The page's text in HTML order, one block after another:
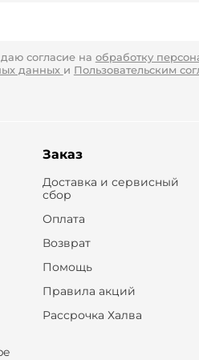
согласие на обработку
данных и Пользовательским
Заказ
Доставка и сервисный
сбор
Оплата
Возврат
Помощь
Правила акций
Рассрочка Халва